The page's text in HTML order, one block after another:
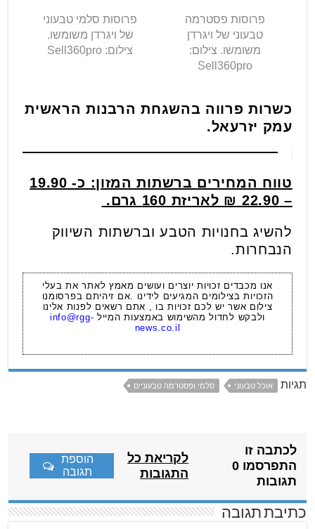
פרוסות פסטרמה
טבעוני של ויגרדן
משומשו. צילום:
Sell360pro
פרוסות סלמי טבעוני
של ויגרדן משומשו.
צילום: Sell360pro
כשרות פרווה בהשגחת הרבנות הראשית
עמק יזרעאל.
טווח המחירים ברשתות המזון: כ- 19.90
– 22.90 ₪ לאריזת 160 גרם.
להשיג בחנויות הטבע וברשתות השיווק
הנבחרות.
אנו מכבדים זכויות יוצרים ועושים מאמץ לאתר את בעלי
הזכויות בצילומים המגיעים לידינו .אם זיהיתם בפרסומנו
צילום אשר יש לכם זכויות בו , אתם רשאים לפנות אלינו
ולבקש לחדול מהשימוש באמצעות המייל info@rgg-
news.co.il
תגיות אוכל טבעוני סלמי ופסטרמה טבעוניים
לכתבה זו
התפרסמו 0
תגובות
לקריאת כל
התגובות
הוספת
תגובה
כתיבת תגובה